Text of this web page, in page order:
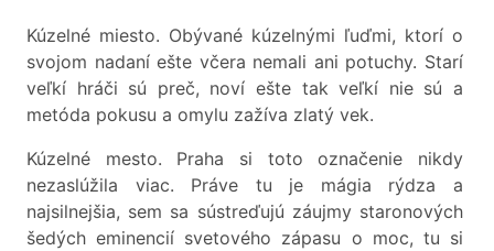
Kúzelné miesto. Obývané kúzelnými ľuďmi, ktorí o
svojom nadaní ešte včera nemali ani potuchy. Starí
veľkí hráči sú preč, noví ešte tak veľkí nie sú a
metóda pokusu a omylu zažíva zlatý vek.
Kúzelné mesto. Praha si toto označenie nikdy
nezaslúžila viac. Práve tu je mágia rýdza a
najsilnejšia, sem sa sústreďujú záujmy staronových
šedých eminencií svetového zápasu o moc, tu si